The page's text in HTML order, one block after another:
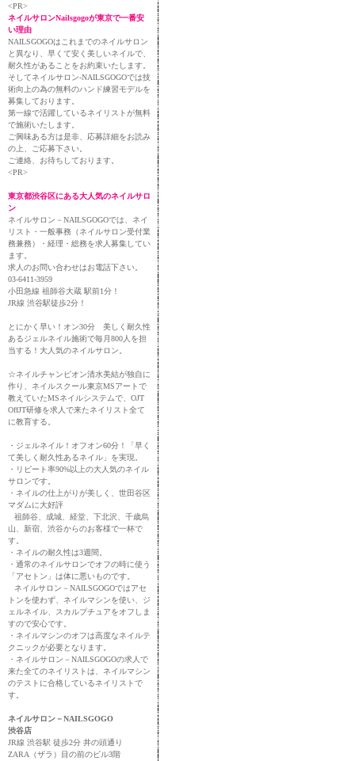
<PR>
ネイルサロンNailsgogoが東京で一番安
い理由
NAILSGOGOはこれまでのネイルサロン
と異なり、早くて安く美しいネイルで、
耐久性があることをお約束いたします。
そしてネイルサロン-NAILSGOGOでは技
術向上の為の無料のハンド練習モデルを
募集しております。
第一線で活躍しているネイリストが無料
で施術いたします。
ご興味ある方は是非、応募詳細をお読み
の上、ご応募下さい。
ご連絡、お待ちしております。
<PR>
東京都渋谷区にある大人気のネイルサロ
ン
ネイルサロン－NAILSGOGOでは、ネイ
リスト・一般事務（ネイルサロン受付業
務兼務）・経理・総務を求人募集してい
ます。
求人のお問い合わせはお電話下さい。
03-6411-3959
小田急線 祖師谷大蔵 駅前1分！
JR線 渋谷駅徒歩2分！
とにかく早い！オン30分 美しく耐久性
あるジェルネイル施術で毎月800人を担
当する！大人気のネイルサロン。
☆ネイルチャンピオン清水美結が独自に
作り、ネイルスクール東京MSアートで
教えていたMSネイルシステムで、OJT
OffJT研修を求人で来たネイリスト全て
に教育する。
・ジェルネイル！オフオン60分！「早く
て美しく耐久性あるネイル」を実現。
・リピート率90%以上の大人気のネイル
サロンです。
・ネイルの仕上がりが美しく、世田谷区
マダムに大好評
祖師谷、成城、経堂、下北沢、千歳烏
山、新宿、渋谷からのお客様で一杯で
す。
・ネイルの耐久性は3週間。
・通常のネイルサロンでオフの時に使う
「アセトン」は体に悪いものです。
ネイルサロン－NAILSGOGOではアセ
トンを使わず、ネイルマシンを使い、ジ
ェルネイル、スカルプチュアをオフしま
すので安心です。
・ネイルマシンのオフは高度なネイルテ
クニックが必要となります。
・ネイルサロン－NAILSGOGOの求人で
来た全てのネイリストは、ネイルマシン
のテストに合格しているネイリストで
す。
ネイルサロン－NAILSGOGO
渋谷店
JR線 渋谷駅 徒歩2分 井の頭通り
ZARA（ザラ）目の前のビル3階